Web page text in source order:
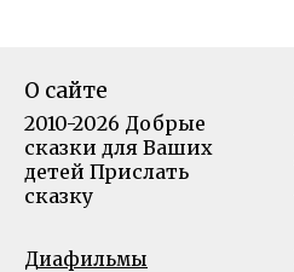
О сайте
2010-2026 Добрые
сказки для Ваших
детей Прислать
сказку
Диафильмы